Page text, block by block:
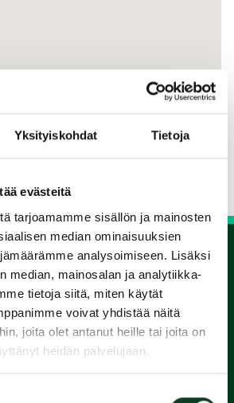
Yksityiskohdat Tietoja
evästeitä
tarjoamamme sisällön ja mainosten
median ominaisuuksien
analysoimiseen. Lisäksi
median, mainosalan ja analytiikka-
tietoja siitä, miten käytät
voivat yhdistää näitä
joita olet antanut heille tai joita on
heidän palvelujaan.